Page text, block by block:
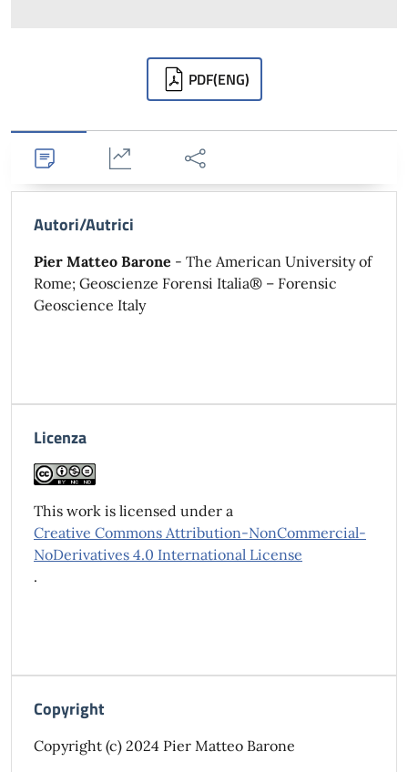
PDF(ENG)
Dettagli Statistiche Condividi
Autori/Autrici
Pier Matteo Barone - The American University of
Rome; Geoscienze Forensi Italia® – Forensic
Geoscience Italy
Licenza
This work is licensed under a
Creative Commons Attribution-NonCommercial-
NoDerivatives 4.0 International License
.
Copyright
Copyright (c) 2024 Pier Matteo Barone